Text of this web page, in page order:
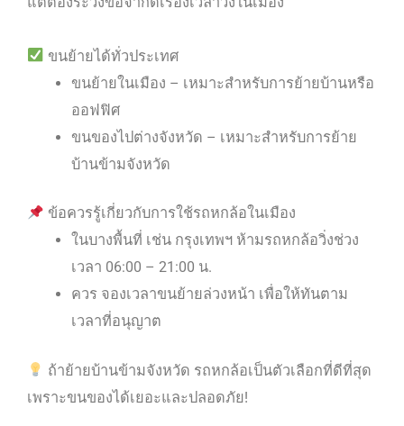
ขนย้ายได้ทั่วประเทศ
ขนย้ายในเมือง – เหมาะสำหรับการย้ายบ้านหรือ
ออฟฟิศ
ขนของไปต่างจังหวัด – เหมาะสำหรับการย้าย
บ้านข้ามจังหวัด
ข้อควรรู้เกี่ยวกับการใช้รถหกล้อในเมือง
ในบางพื้นที่ เช่น กรุงเทพฯ ห้ามรถหกล้อวิ่งช่วง
เวลา 06:00 – 21:00 น.
ควร จองเวลาขนย้ายล่วงหน้า เพื่อให้ทันตาม
เวลาที่อนุญาต
ถ้าย้ายบ้านข้ามจังหวัด รถหกล้อเป็นตัวเลือกที่ดีที่สุด
เพราะขนของได้เยอะและปลอดภัย!